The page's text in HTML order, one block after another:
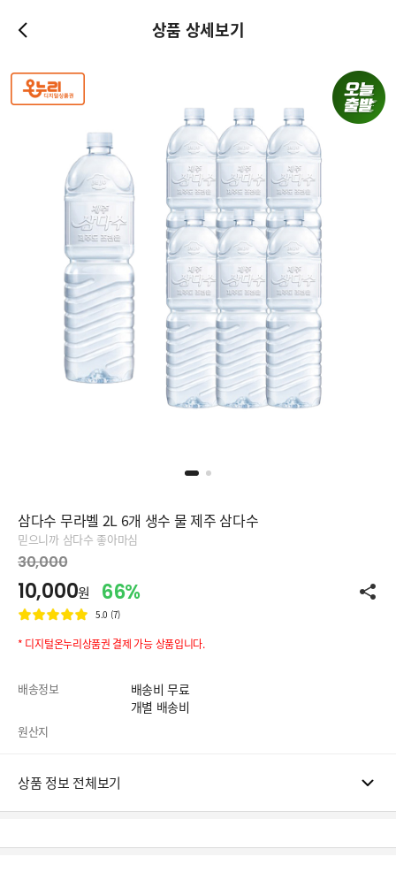
상품 상세보기
삼다수 무라벨 2L 6개 생수 물 제주 삼다수
믿으니까 삼다수 좋아마심
30,000
10,000원 66%
5.0 (7)
* 디지털온누리상품권 결제 가능 상품입니다.
배송정보
배송비 무료
개별 배송비
원산지
상품 정보 전체보기